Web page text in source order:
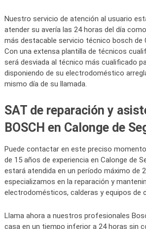
Nuestro servicio de atención al usuario
atender su avería las 24 horas del día
más destacable servicio técnico bosch de
Con una extensa plantilla de técnicos
será desviada al técnico más cualificado
disponiendo de su electrodoméstico
mismo día de su llamada.
SAT de reparación y
BOSCH en Calonge de
Puede contactar en este preciso
de 15 años de experiencia en Calonge de
estará atendida en un período máximo de
especializamos en la reparación y
electrodomésticos, calderas y equipos de
Llama ahora a nuestros profesionales
casa en un tiempo inferior a 24 horas sin